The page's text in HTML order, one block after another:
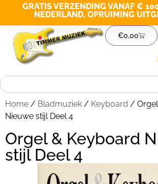
GRATIS VERZENDING VANAF €
NEDERLAND, OPRUIMING
€0,00
Home / Bladmuziek / Keyboard /
Nieuwe stijl Deel 4
Orgel & Keyboard
stijl Deel 4